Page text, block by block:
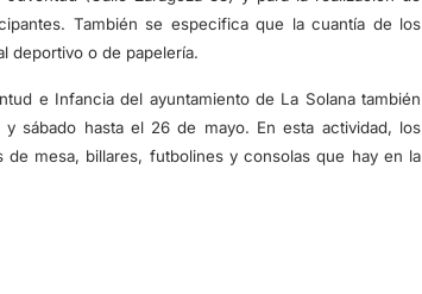
También se especifica que la cuantía de los
deportivo o de papelería.
e Infancia del ayuntamiento de La Solana también
sábado hasta el 26 de mayo. En esta actividad, los
mesa, billares, futbolines y consolas que hay en la